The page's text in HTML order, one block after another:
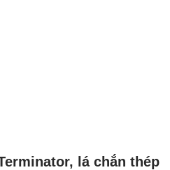
lá chắn thép